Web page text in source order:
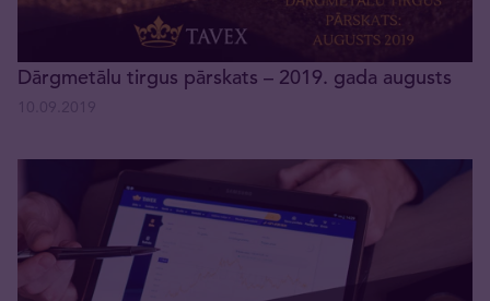
Dārgmetālu tirgus pārskats – 2019. gada augusts